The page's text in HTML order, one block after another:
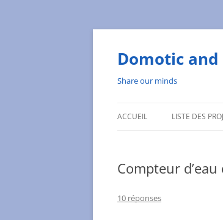
Aller
Domotic
Share our minds
ACCUEIL LISTE DES
Compteur
10 réponses